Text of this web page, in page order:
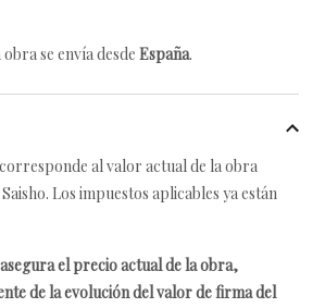
obra se envía desde España.
al valor actual de la obra
Los impuestos aplicables ya están
el precio actual de la obra,
de la evolución del valor de firma del